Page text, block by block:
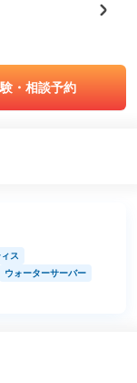
・相談予約
ス
ウォーターサーバー